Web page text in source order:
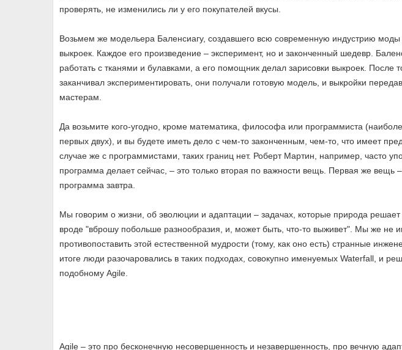
проверять, не изменились ли у его покупателей вкусы.
Возьмем же модельера Баленсиагу, создавшего всю современную индустрию
выкроек. Каждое его произведение – эксперимент, но и законченный шедевр.
работать с тканями и булавками, а его помощник делал зарисовки выкроек. После
заканчивал экспериментировать, они получали готовую модель, и выкройки
мастерам.
Да возьмите кого-угодно, кроме математика, философа или программиста
первых двух), и вы будете иметь дело с чем-то законченным, чем-то, что имеет
случае же с программистами, таких границ нет. Роберт Мартин, например, часто
программа делает сейчас, – это только вторая по важности вещь. Первая же вещь
программа завтра.
Мы говорим о жизни, об эволюции и адаптации – задачах, которые природа решает
вроде "вброшу побольше разнообразия, и, может быть, что-то выживет". Мы же не
противопоставить этой естественной мудрости (тому, как оно есть) странные
итоге люди разочаровались в таких подходах, совокупно именуемых Waterfall, и
подобному Agile.
Agile – это про бесконечную несовершенность и незавершенность, про вечную